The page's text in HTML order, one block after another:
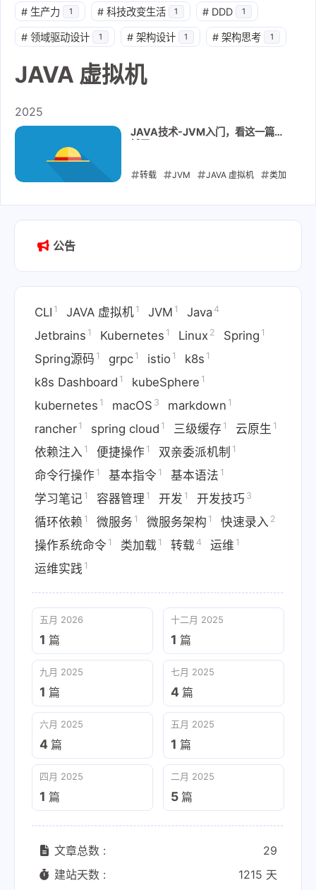
# 生产力 1 # 科技改变生活 1 # DDD 1
# 领域驱动设计 1 # 架构设计 1 # 架构思考 1
JAVA 虚拟机
2025
JAVA技术-JVM入门，看这一篇就
转载 JVM JAVA 虚拟机 类加
2025-09-20
公告
CLI 1 JAVA 虚拟机 1 JVM 1 Java 4
Jetbrains 1 Kubernetes 1 Linux 2 Spring 1
Spring源码 1 grpc 1 istio 1 k8s 1
k8s Dashboard 1 kubeSphere 1
kubernetes 1 macOS 3 markdown 1
rancher 1 spring cloud 1 三级缓存 1 云原生 1
依赖注入 1 便捷操作 1 双亲委派机制 1
命令行操作 1 基本指令 1 基本语法 1
学习笔记 1 容器管理 1 开发 1 开发技巧 3
循环依赖 1 微服务 1 微服务架构 1 快速录入 2
操作系统命令 1 类加载 1 转载 4 运维 1
运维实践 1
五月 2026
1 篇
十二月 2025
1 篇
九月 2025
1 篇
七月 2025
4 篇
六月 2025
4 篇
五月 2025
1 篇
四月 2025
1 篇
二月 2025
5 篇
文章总数 :
29
建站天数 :
1215 天